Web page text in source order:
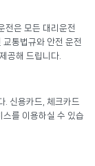
전은 모든 대리운전
통법규와 안전 운전
공해 드립니다.
. 신용카드, 체크카드
를 이용하실 수 있습